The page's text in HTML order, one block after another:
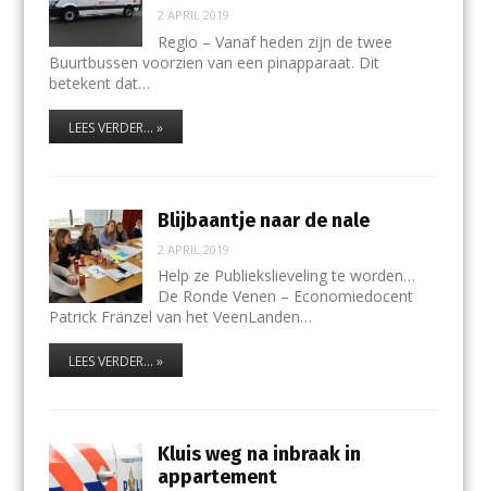
2 APRIL 2019
Regio – Vanaf heden zijn de twee
Buurtbussen voorzien van een pinapparaat. Dit
betekent dat…
LEES VERDER... »
Blijbaantje naar de finale
2 APRIL 2019
Help ze Publiekslieveling te worden…
De Ronde Venen – Economiedocent
Patrick Fränzel van het VeenLanden…
LEES VERDER... »
Kluis weg na inbraak in
appartement